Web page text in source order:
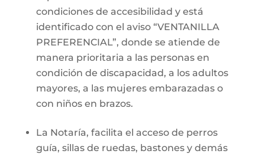
condiciones de accesibilidad y está
identificado con el aviso “VENTANILLA
PREFERENCIAL”, donde se atiende de
manera prioritaria a las personas en
condición de discapacidad, a los adultos
mayores, a las mujeres embarazadas o
con niños en brazos.
La Notaría, facilita el acceso de perros
guía, sillas de ruedas, bastones y demás